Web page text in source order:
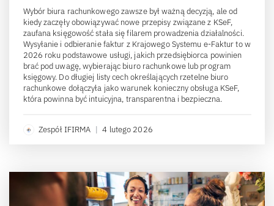
Wybór biura rachunkowego zawsze był ważną decyzją, ale od
kiedy zaczęły obowiązywać nowe przepisy związane z KSeF,
zaufana księgowość stała się filarem prowadzenia działalności.
Wysyłanie i odbieranie faktur z Krajowego Systemu e-Faktur to w
2026 roku podstawowe usługi, jakich przedsiębiorca powinien
brać pod uwagę, wybierając biuro rachunkowe lub program
księgowy. Do długiej listy cech określających rzetelne biuro
rachunkowe dołączyła jako warunek konieczny obsługa KSeF,
która powinna być intuicyjna, transparentna i bezpieczna.
Zespół IFIRMA | 4 lutego 2026